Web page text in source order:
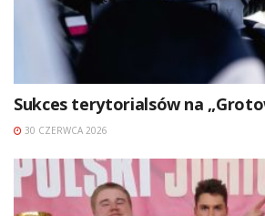
Sukces terytorialsów na
30 CZERWCA 2026